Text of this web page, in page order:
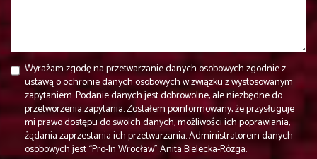
Wyrażam zgodę na przetwarzanie danych osobowych zgodnie z
ustawą o ochronie danych osobowych w związku z wystosowanym
zapytaniem. Podanie danych jest dobrowolne, ale niezbędne do
przetworzenia zapytania. Zostałem poinformowany, że przysługuje
mi prawo dostępu do swoich danych, możliwości ich poprawiania,
żądania zaprzestania ich przetwarzania. Administratorem danych
osobowych jest “Pro-In Wrocław” Anita Bielecka-Rózga.